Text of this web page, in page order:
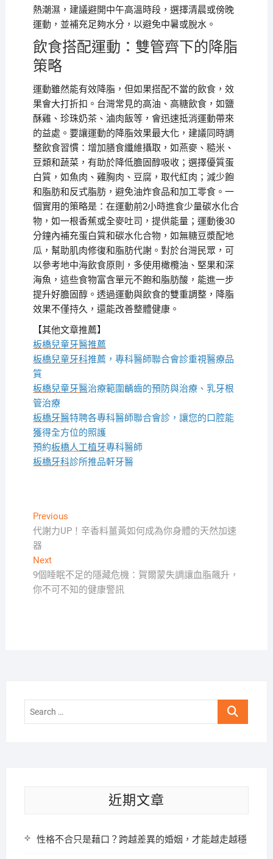
熱潮濕，建議避開中午高溫時段，選擇清晨或傍晚
運動，並補充足夠水分，以避免中暑或脫水。
飲食搭配運動：雙管齊下的降脂
策略
運動雖然能有效降脂，但如果搭配不當的飲食，效
果會大打折扣。台灣常見的高油、高糖飲食，如鹽
酥雞、珍珠奶茶、滷肉飯等，會迅速抵消運動帶來
的益處。要讓運動的降脂效果最大化，建議同時調
整飲食習慣：增加膳食纖維攝取，如燕麥、糙米、
豆類和蔬菜，有助於降低膽固醇吸收；選擇優質蛋
白質，如魚肉、雞胸肉、豆腐，取代紅肉；減少飽
和脂肪和反式脂肪，避免油炸食品和加工零食。一
個實用的策略是：在運動前2小時進食少量碳水化合
物，如一根香蕉或全麥吐司，提供能量；運動後30
分鐘內補充蛋白質和碳水化合物，如無糖豆漿配地
瓜，幫助肌肉修復和脂肪代謝。對於台灣民眾，可
以參考地中海飲食原則，多使用橄欖油、堅果和深
海魚，這些食物富含單元不飽和脂肪酸，能進一步
提升好膽固醇。透過運動與飲食的雙重調整，降脂
效果不僅持久，還能改善整體健康。
【其他文章推薦】
板橋兒童牙醫推薦
板橋兒童牙科推薦，專科醫師聯合會診重視醫療品
質
板橋兒童牙醫治療範圍齲齒的預防與治療、乳牙根
管治療
板橋牙醫特聘各專科醫師聯合會診，讓您的口腔能
獲得全方位的照護
預約板橋人工植牙專科醫師
板橋牙科診所推品軒牙醫
文
章
導
覽
PreviousPrevious
post:
代謝力UP！辛香料薑黃如何成為你身體的天然加速
器
NextNext
post:
9個睡眠不足的隱藏危機：賀爾蒙失調讓血脂飆升，
你不可不知的健康警訊
Search
近期文章
性格不合只是藉口？跨越差異的婚姻，才能越走越穩